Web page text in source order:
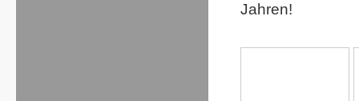
Jahren!